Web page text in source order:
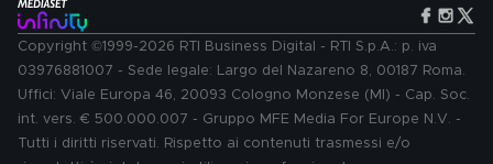
Copyright ©1999-2026 RTI Business Digital - RTI S.p.A.: p. iva
03976881007 - Sede legale: Largo del Nazareno 8, 00187 Roma.
Uffici: Viale Europa 46, 20093 Cologno Monzese (MI) - Cap. Soc.
int. vers. € 500.000.007 - Gruppo MFE Media For Europe N.V. -
Tutti i diritti riservati. Rispetto ai contenuti trasmessi e/o